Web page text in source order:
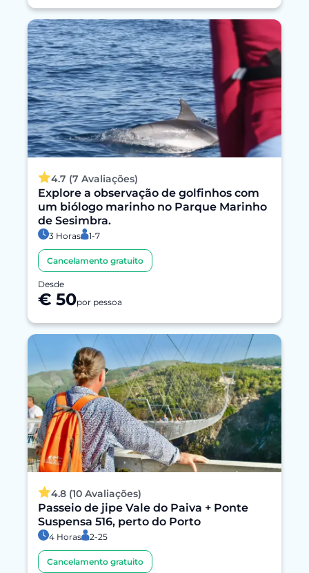
4.7 (7 Avaliações)
Explore a observação de golfinhos com
um biólogo marinho no Parque Marinho
de Sesimbra.
3 Horas 1-7
Cancelamento gratuito
Desde
€ 50por pessoa
4.8 (10 Avaliações)
Passeio de jipe Vale do Paiva + Ponte
Suspensa 516, perto do Porto
4 Horas 2-25
Cancelamento gratuito